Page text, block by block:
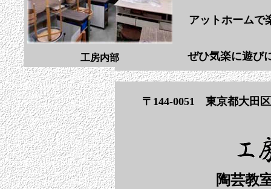
アットホームで
ぜひ気楽に遊び
工房内部
〒144-0051 東京都大田
陶芸教